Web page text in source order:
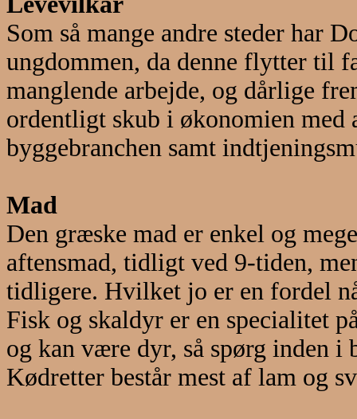
Som så mange andre steder har
ungdommen, da denne flytter til
manglende arbejde, og dårlige
ordentligt skub i økonomien med
byggebranchen samt
Mad
Den græske mad er enkel og
aftensmad, tidligt ved 9-tiden,
tidligere. Hvilket jo er en fordel
Fisk og skaldyr er en specialitet
og kan være dyr, så spørg inden i
Kødretter består mest af lam og